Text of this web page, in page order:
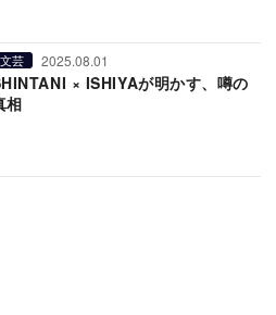
文芸 2025.08.01
× ISHIYAが明かす、噂の
相